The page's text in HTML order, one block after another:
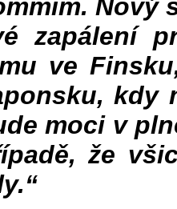
Nový
zapálení
ve
kdy
moci v
že